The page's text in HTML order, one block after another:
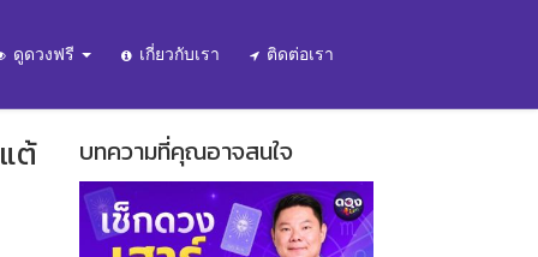
ดูดวงฟรี เกี่ยวกับเรา ติดต่อเรา
ต้
บทความที่คุณอาจสนใจ